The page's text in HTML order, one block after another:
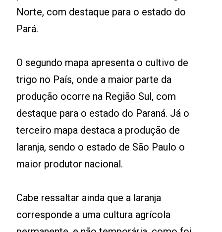
Norte, com destaque para o estado do
Pará.
O segundo mapa apresenta o cultivo de
trigo no País, onde a maior parte da
produção ocorre na Região Sul, com
destaque para o estado do Paraná. Já o
terceiro mapa destaca a produção de
laranja, sendo o estado de São Paulo o
maior produtor nacional.
Cabe ressaltar ainda que a laranja
corresponde a uma cultura agrícola